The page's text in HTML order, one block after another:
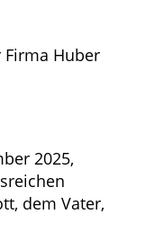
Huber
2025,
dem Vater,